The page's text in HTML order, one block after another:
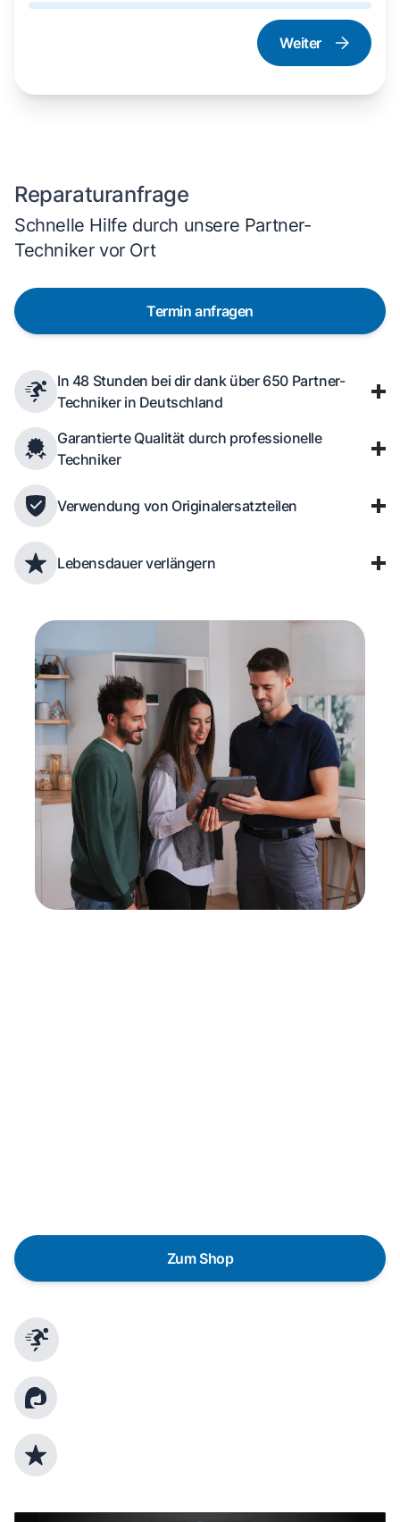
Herd und Backofen
Weiter
Reparaturanfrage
Schnelle Hilfe durch unsere Partner-
Techniker vor Ort
Termin anfragen
In 48 Stunden bei dir dank über 650 Partner-
Techniker in Deutschland
Garantierte Qualität durch professionelle
Techniker
Verwendung von Originalersatzteilen
Lebensdauer verlängern
Zum Shop